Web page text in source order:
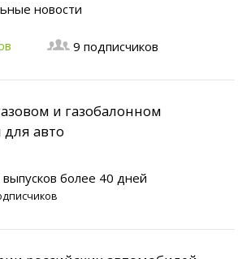
новости
9 подписчиков
и газобалонном
авто
более 40 дней